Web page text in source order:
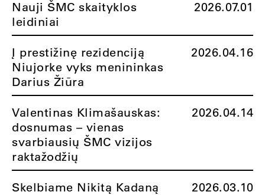
Nauji ŠMC skaityklos
leidiniai
2026.07.01
Į prestižinę rezidenciją
Niujorke vyks menininkas
Darius Žiūra
2026.04.16
Valentinas Klimašauskas:
dosnumas – vienas
svarbiausių ŠMC vizijos
raktažodžių
2026.04.14
Skelbiame Nikitą Kadaną
2026.03.10